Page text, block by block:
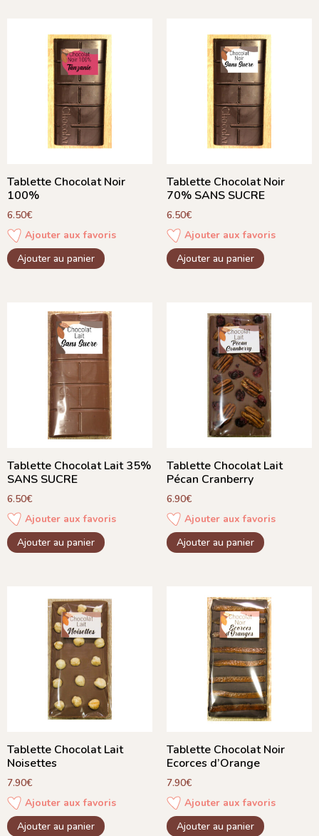
Tablette Chocolat Noir
100%
6.50€
Ajouter aux favoris
Ajouter au panier
Tablette Chocolat Noir
70% SANS SUCRE
6.50€
Ajouter aux favoris
Ajouter au panier
Tablette Chocolat Lait 35%
SANS SUCRE
6.50€
Ajouter aux favoris
Ajouter au panier
Tablette Chocolat Lait
Pécan Cranberry
6.90€
Ajouter aux favoris
Ajouter au panier
Tablette Chocolat Lait
Noisettes
7.90€
Ajouter aux favoris
Ajouter au panier
Tablette Chocolat Noir
Ecorces d’Orange
7.90€
Ajouter aux favoris
Ajouter au panier